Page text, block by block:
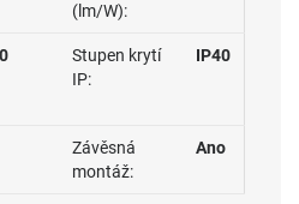
(lm/W):
Stupen krytí
IP:
IP40
Závěsná
montáž:
Ano